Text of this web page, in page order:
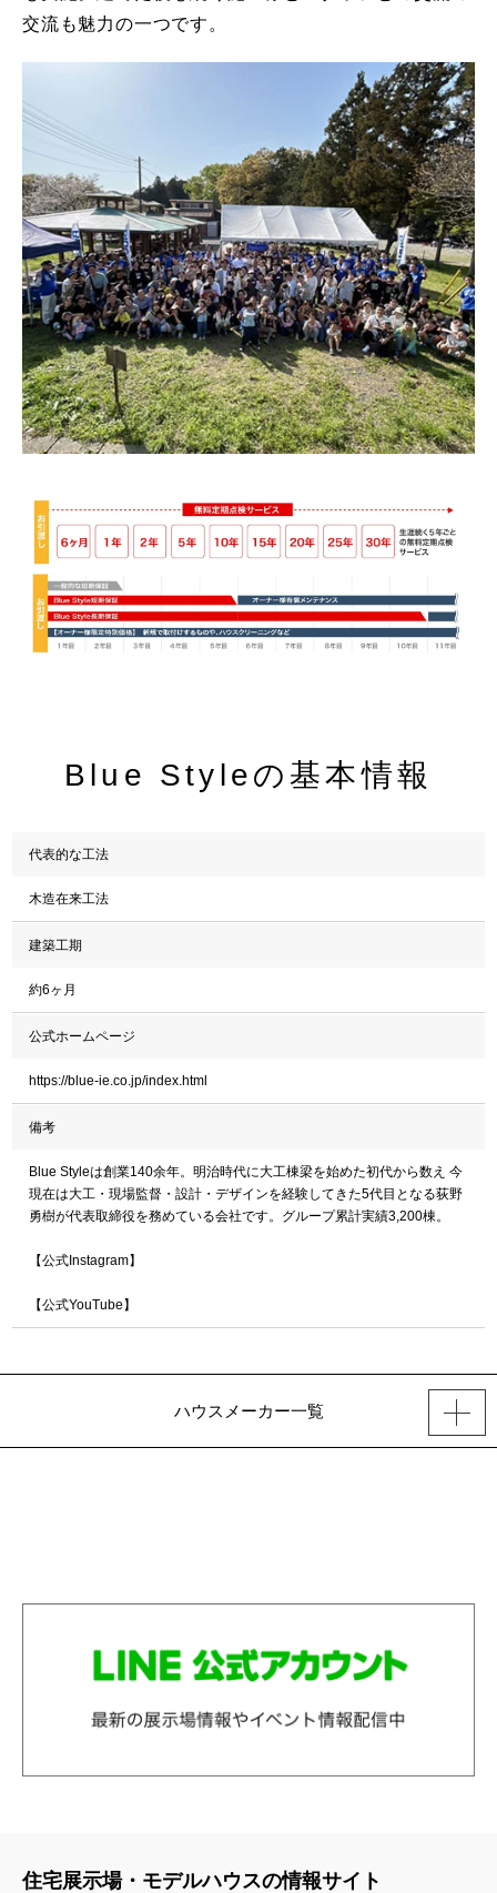
交流も魅力の一つです。
Blue Styleの基本情報
代表的な工法
木造在来工法
建築工期
約6ヶ月
公式ホームページ
https://blue-ie.co.jp/index.html
備考
Blue Styleは創業140余年。明治時代に大工棟梁を始めた初代から数え 今
現在は大工・現場監督・設計・デザインを経験してきた5代目となる荻野
勇樹が代表取締役を務めている会社です。グループ累計実績3,200棟。
【公式Instagram】
【公式YouTube】
ハウスメーカー一覧
住宅展示場・モデルハウスの情報サイト